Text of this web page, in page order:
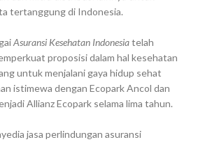
tertanggung di Indonesia.
Asuransi Kesehatan Indonesiatelah
proposisi dalam hal kesehatan
untuk menjalani gaya hidup sehat
istimewa dengan Ecopark Ancol dan
Allianz Ecopark selama lima tahun.
jasa perlindungan asuransi